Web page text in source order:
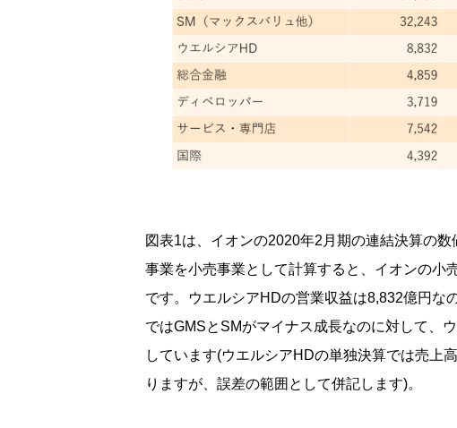
図表1は、イオンの2020年2月期の連結決算の
事業を小売事業として計算すると、イオンの小
です。ウエルシアHDの営業収益は8,832億円な
ではGMSとSMがマイナス成長なのに対して、
しています(ウエルシアHDの単独決算では売上
りますが、誤差の範囲として併記します)。